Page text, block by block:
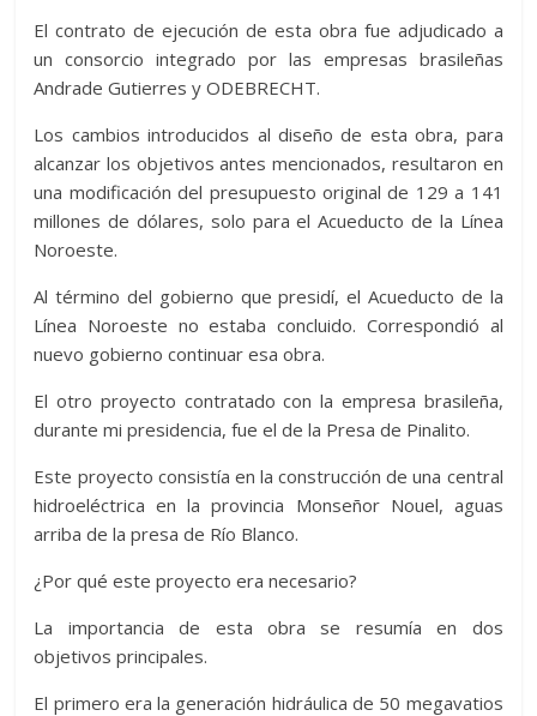
El contrato de ejecución de esta obra fue adjudicado a
un consorcio integrado por las empresas brasileñas
Andrade Gutierres y ODEBRECHT.
Los cambios introducidos al diseño de esta obra, para
alcanzar los objetivos antes mencionados, resultaron en
una modificación del presupuesto original de 129 a 141
millones de dólares, solo para el Acueducto de la Línea
Noroeste.
Al término del gobierno que presidí, el Acueducto de la
Línea Noroeste no estaba concluido. Correspondió al
nuevo gobierno continuar esa obra.
El otro proyecto contratado con la empresa brasileña,
durante mi presidencia, fue el de la Presa de Pinalito.
Este proyecto consistía en la construcción de una central
hidroeléctrica en la provincia Monseñor Nouel, aguas
arriba de la presa de Río Blanco.
¿Por qué este proyecto era necesario?
La importancia de esta obra se resumía en dos
objetivos principales.
El primero era la generación hidráulica de 50 megavatios